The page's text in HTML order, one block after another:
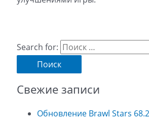
Search for:
Свежие записи
Обновление Brawl Stars